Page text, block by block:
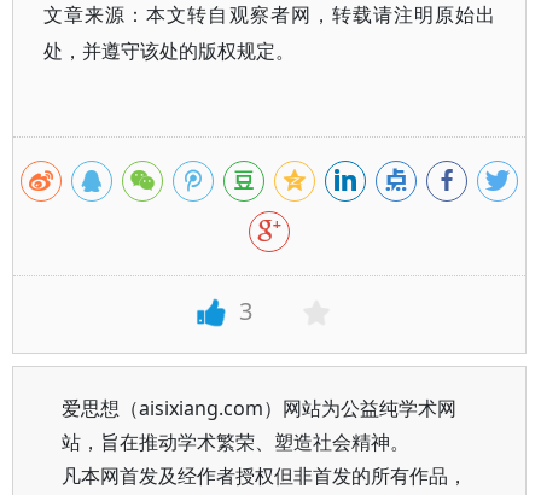
文章来源：本文转自观察者网，转载请注明原始出
处，并遵守该处的版权规定。
3
爱思想（aisixiang.com）网站为公益纯学术网
站，旨在推动学术繁荣、塑造社会精神。
凡本网首发及经作者授权但非首发的所有作品，